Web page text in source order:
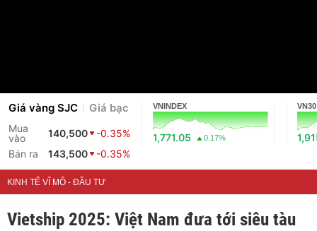
Giá vàng SJC Giá bạc
Mua
vào
140,500
-0.35%
Bán ra
143,500 -0.35%
VNINDEX
1,771.05 0.17%
VN30
KINH TẾ VĨ MÔ - ĐẦU TƯ
Vietship 2025: Việt Nam đưa tới siêu tàu